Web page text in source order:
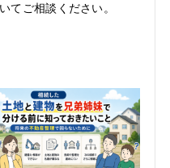
てご相談ください。